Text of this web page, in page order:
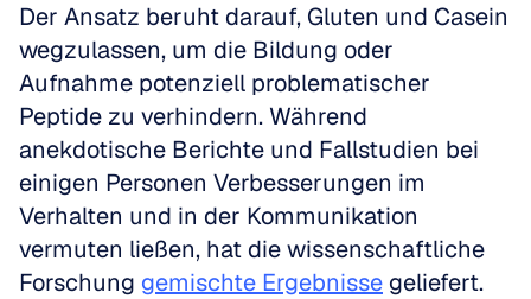
Der Ansatz beruht darauf, Gluten und Casein
wegzulassen, um die Bildung oder
Aufnahme potenziell problematischer
Peptide zu verhindern. Während
anekdotische Berichte und Fallstudien bei
einigen Personen Verbesserungen im
Verhalten und in der Kommunikation
vermuten ließen, hat die wissenschaftliche
Forschung gemischte Ergebnisse geliefert.